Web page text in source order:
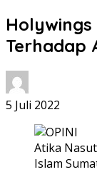
Terhadap
5 Juli 2022
Atika
Islam